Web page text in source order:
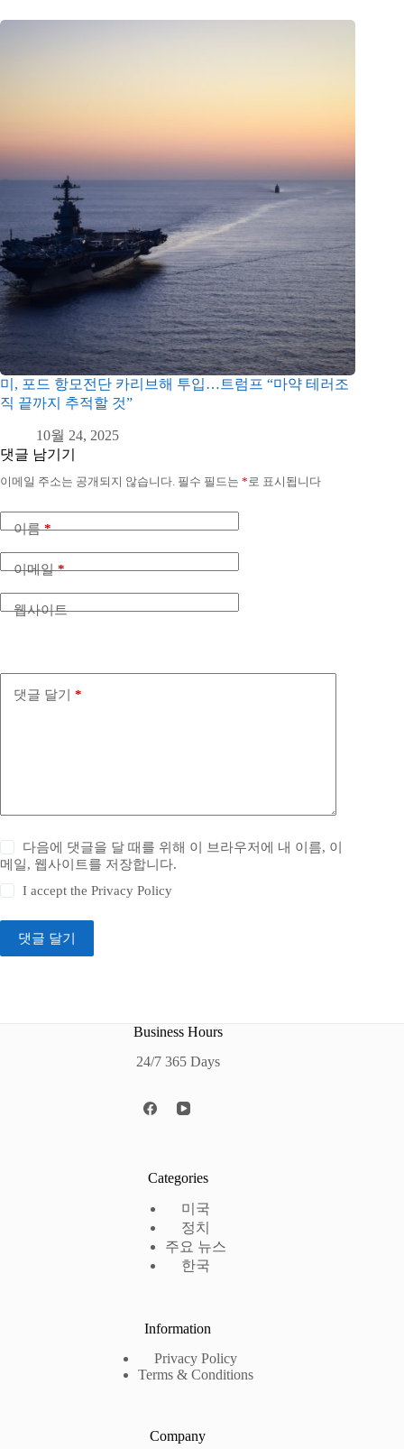
미, 포드 항모전단 카리브해 투입…트럼프 “마약 테러조
직 끝까지 추적할 것”
10월 24, 2025
댓글 남기기
이메일 주소는 공개되지 않습니다. 필수 필드는 * 로 표시됩니다
이름*
이메일*
웹사이트
댓글 달기 *
다음에 댓글을 달 때를 위해 이 브라우저에 내 이름, 이
메일, 웹사이트를 저장합니다.
I accept thePrivacy Policy
댓글 달기
Business Hours
24/7 365 Days
Categories
미국
정치
주요 뉴스
한국
Information
Privacy Policy
Terms & Conditions
Company